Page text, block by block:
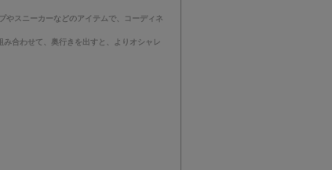
やスニーカーなどのアイテムで、コーディネ
合わせて、奥行きを出すと、よりオシャレ